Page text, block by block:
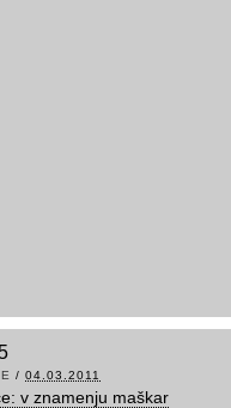
/ 04.03.2011
v znamenju maškar